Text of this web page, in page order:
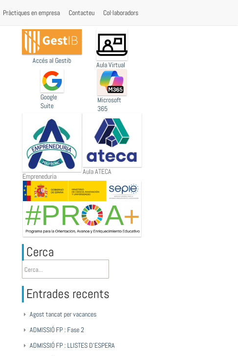
Pràctiques en empresa Contacteu Col·laboradors
Accés al Gestib Aula Virtual
Google
Suite
Microsoft
365
Empreneduria
Aula ATECA
Cerca
Entrades recents
Agost tancat per vacances
ADMISSIÓ FP : Fase 2
ADMISSIÓ FP : LLISTES D’ESPERA